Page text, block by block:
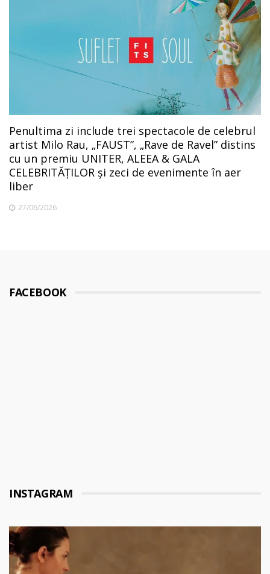
Penultima zi include trei spectacole de celebrul
artist Milo Rau, „FAUST”, „Rave de Ravel” distins
cu un premiu UNITER, ALEEA & GALA
CELEBRITĂȚILOR și zeci de evenimente în aer
liber
27/06/2026
FACEBOOK
INSTAGRAM